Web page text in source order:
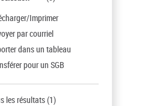
Imprimer
par courriel
dans un tableau
pour un SGB
les résultats(1)